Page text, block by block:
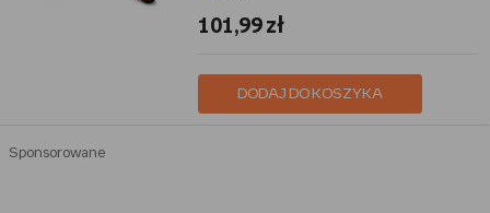
101,99 zł
DODAJ DO KOSZYKA
Sponsorowane